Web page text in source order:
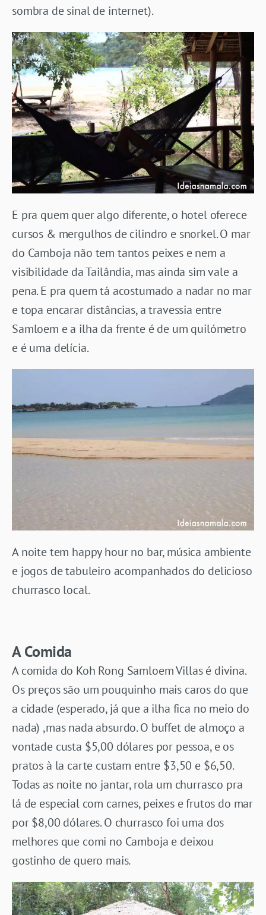
sombra de sinal de internet).
E pra quem quer algo diferente, o hotel oferece
cursos & mergulhos de cilindro e snorkel. O mar
do Camboja não tem tantos peixes e nem a
visibilidade da Tailândia, mas ainda sim vale a
pena. E pra quem tá acostumado a nadar no mar
e topa encarar distâncias, a travessia entre
Samloem e a ilha da frente é de um quilómetro
e é uma delícia.
A noite tem happy hour no bar, música ambiente
e jogos de tabuleiro acompanhados do delicioso
churrasco local.
A Comida
A comida do Koh Rong Samloem Villas é divina.
Os preços são um pouquinho mais caros do que
a cidade (esperado, já que a ilha fica no meio do
nada) ,mas nada absurdo. O buffet de almoço a
vontade custa $5,00 dólares por pessoa, e os
pratos à la carte custam entre $3,50 e $6,50.
Todas as noite no jantar, rola um churrasco pra
lá de especial com carnes, peixes e frutos do mar
por $8,00 dólares. O churrasco foi uma dos
melhores que comi no Camboja e deixou
gostinho de quero mais.